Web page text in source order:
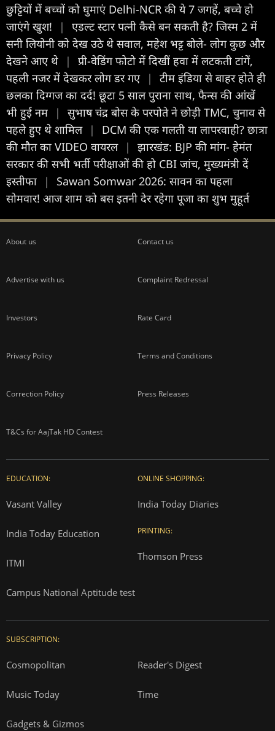
छुट्टियों में बच्चों को घुमाएं Delhi-NCR की ये 7 जगहें, बच्चे हो
जाएंगे खुश!
|
एडल्ट स्टार पत्नी कैसे बन सकती है? जिस्म 2 में
सनी लियोनी को देख उठे थे सवाल, महेश भट्ट बोले- लोग कुछ और
देखने आए थे
|
प्री-वेडिंग फोटो में दिखीं हवा में लटकती टांगें,
पहली नजर में देखकर लोग डर गए |
टीम इंडिया से बाहर होते ही
छलका दिग्गज का दर्द! छूटा 5 साल पुराना साथ, फैन्स की आंखें
भी हुई नम
|
सुभाष चंद्र बोस के परपोते ने छोड़ी TMC, चुनाव से
पहले हुए थे शामिल |
DCM की एक गलती या लापरवाही? छात्रा
की मौत का VIDEO वायरल |
झारखंड: BJP की मांग- हेमंत
सरकार की सभी भर्ती परीक्षाओं की हो CBI जांच, मुख्यमंत्री दें
इस्तीफा
|
Sawan Somwar 2026: सावन का पहला
सोमवार! आज शाम को बस इतनी देर रहेगा पूजा का शुभ मुहूर्त
About us Contact us
Advertise with us Complaint Redressal
Investors Rate Card
Privacy Policy Terms and Conditions
Correction Policy Press Releases
T&Cs for AajTak HD Contest
EDUCATION:
Vasant Valley
India Today Education
ITMI
Campus National Aptitude test
ONLINE SHOPPING:
India Today Diaries
PRINTING:
Thomson Press
SUBSCRIPTION:
Cosmopolitan Reader's Digest
Music Today Time
Gadgets & Gizmos